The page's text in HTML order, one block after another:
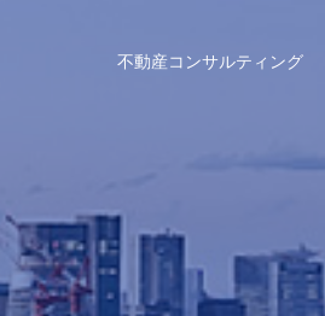
不動産コンサルティング